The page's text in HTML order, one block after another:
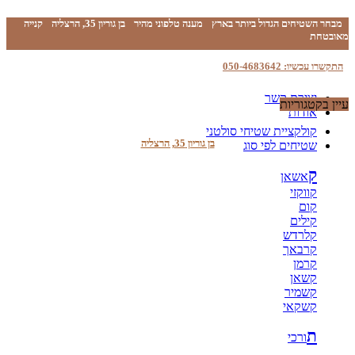
מבחר השטיחים הגדול ביותר בארץ מענה טלפוני מהיר בן גוריון 35, הרצליה
קנייה
מאובטחת
התקשרו עכשיו: 050-4683642
יצירת קשר
אודות
בן גוריון 35, הרצליה
עיין בקטגוריות
קולקציית שטיחי סולטני
שטיחים לפי סוג
קאשאן
קווקזי
קום
קילים
קלרדש
קרבאך
קרמן
קשאן
קשמיר
קשקאי
תורכי